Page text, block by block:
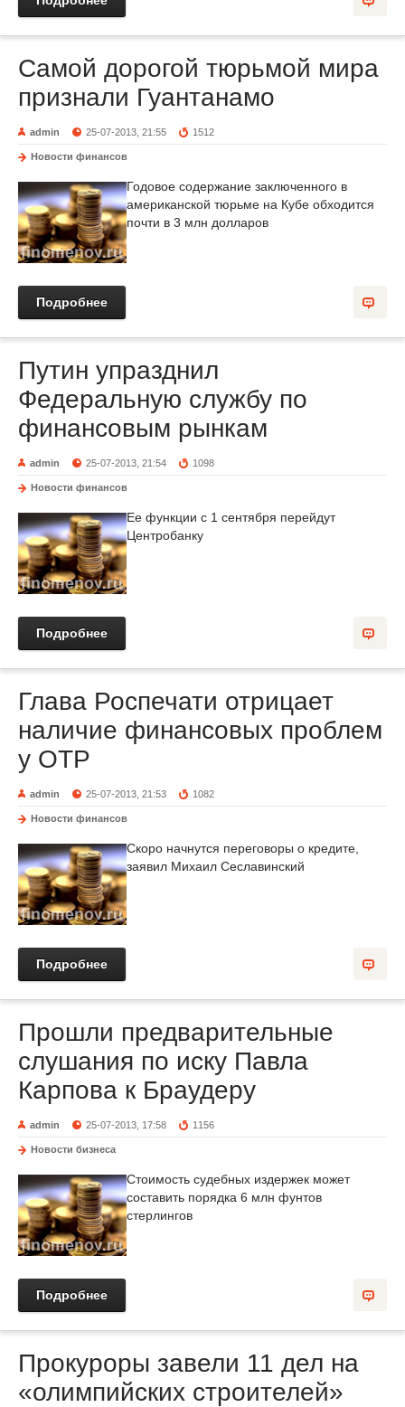
Самой дорогой тюрьмой мира
признали Гуантанамо
admin 25-07-2013, 21:55 1512
Новости финансов
Годовое содержание заключенного в
американской тюрьме на Кубе обходится
почти в 3 млн долларов
Подробнее
Путин упразднил
Федеральную службу по
финансовым рынкам
admin 25-07-2013, 21:54 1098
Новости финансов
Ее функции с 1 сентября перейдут
Центробанку
Подробнее
Глава Роспечати отрицает
наличие финансовых проблем
у ОТР
admin 25-07-2013, 21:53 1082
Новости финансов
Скоро начнутся переговоры о кредите,
заявил Михаил Сеславинский
Подробнее
Прошли предварительные
слушания по иску Павла
Карпова к Браудеру
admin 25-07-2013, 17:58 1156
Новости бизнеса
Стоимость судебных издержек может
составить порядка 6 млн фунтов
стерлингов
Подробнее
Прокуроры завели 11 дел на
«олимпийских строителей»